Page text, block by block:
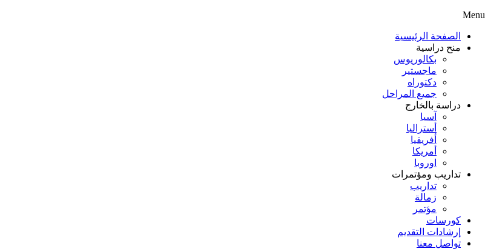
Menu
الصفحة الرئيسية
منح دراسية
بكالوريوس
ماجستير
دكتوراه
جميع المراحل
دراسة بالخارج
آسيا
أستراليا
أفريقيا
أمريكا
اوروبا
تداريب ومؤتمرات
تداريب
زمالة
مؤتمر
كورسات
إرشادات التقديم
تواصل معنا